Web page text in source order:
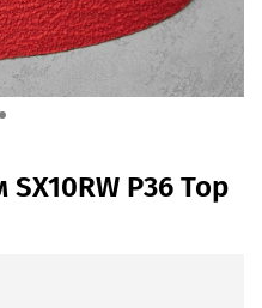
P36 Top